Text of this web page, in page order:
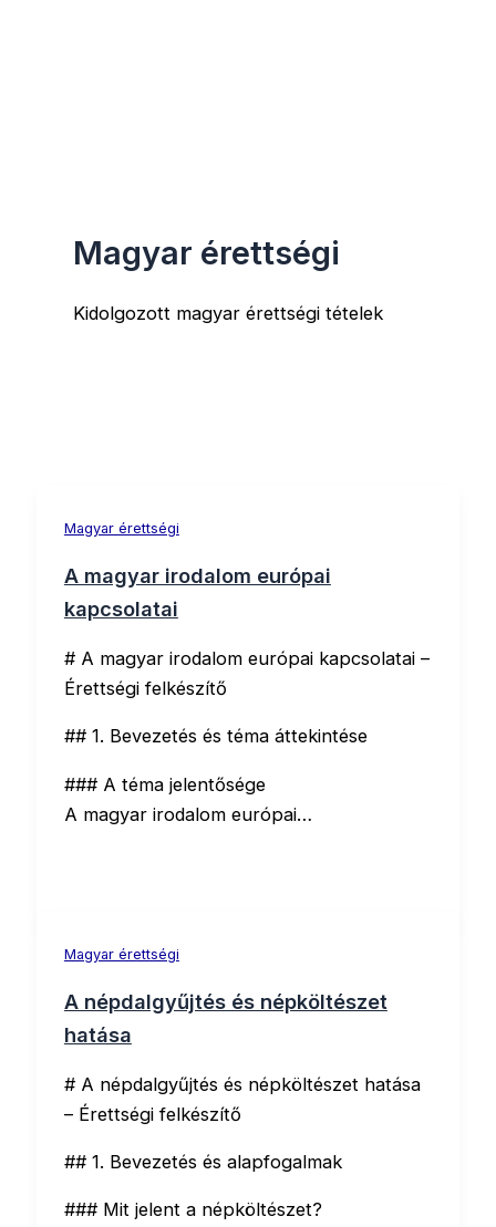
Magyar érettségi
Kidolgozott magyar érettségi tételek
Magyar érettségi
A magyar irodalom európai
kapcsolatai
# A magyar irodalom európai kapcsolatai –
Érettségi felkészítő
## 1. Bevezetés és téma áttekintése
### A téma jelentősége
A magyar irodalom európai…
Magyar érettségi
A népdalgyűjtés és népköltészet
hatása
# A népdalgyűjtés és népköltészet hatása
– Érettségi felkészítő
## 1. Bevezetés és alapfogalmak
### Mit jelent a népköltészet?